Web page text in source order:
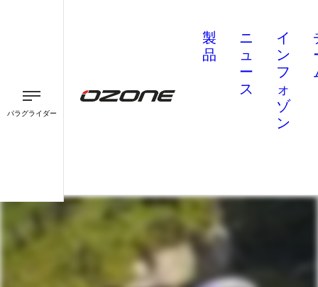
パラグライダー
製
品
ニ
ュ
ー
ス
イ
ン
フ
ォ
ゾ
ン